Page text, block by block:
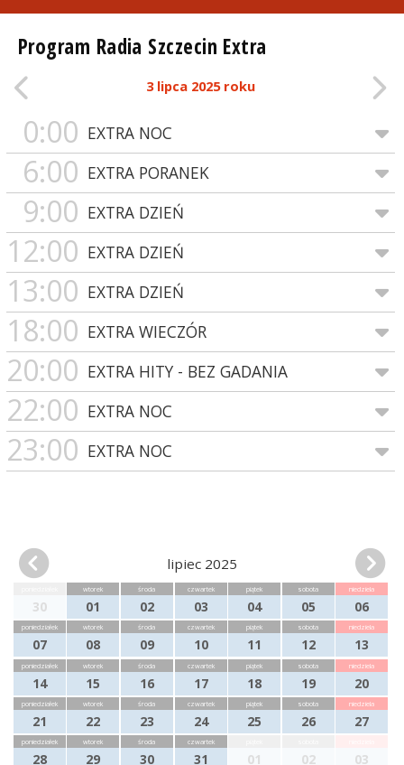
Program Radia Szczecin Extra
3 lipca 2025 roku
0:00 EXTRA NOC
6:00 EXTRA PORANEK
9:00 EXTRA DZIEŃ
12:00 EXTRA DZIEŃ
13:00 EXTRA DZIEŃ
18:00 EXTRA WIECZÓR
20:00 EXTRA HITY - BEZ GADANIA
22:00 EXTRA NOC
23:00 EXTRA NOC
lipiec 2025
30
wtorek
01
środa
02
czwartek
03
piątek
04
sobota
05
niedziela
06
poniedziałek
07
wtorek
08
środa
09
czwartek
10
piątek
11
sobota
12
niedziela
13
poniedziałek
14
wtorek
15
środa
16
czwartek
17
piątek
18
sobota
19
niedziela
20
poniedziałek
21
wtorek
22
środa
23
czwartek
24
piątek
25
sobota
26
niedziela
27
poniedziałek
28
wtorek
29
środa
30
czwartek
31 01 02 03